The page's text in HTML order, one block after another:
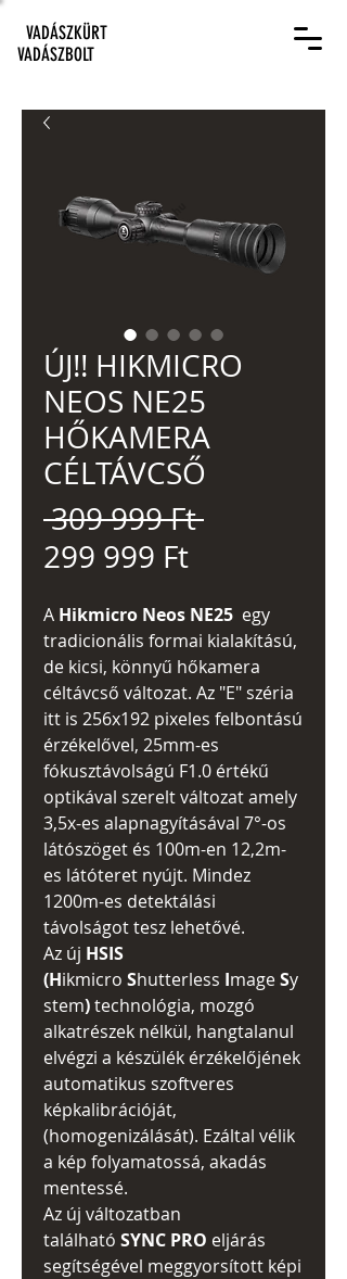
VADÁSZKÜRT
VADÁSZBOLT
ÚJ!! HIKMICRO
NEOS NE25
HŐKAMERA
CÉLTÁVCSŐ
309 999 Ft Szokásos
299 999 FtAkciós
A Hikmicro Neos NE25 egy
tradicionális formai kialakítású,
de kicsi, könnyű hőkamera
céltávcső változat. Az "E" széria
itt is 256x192 pixeles felbontású
érzékelővel, 25mm-es
fókusztávolságú F1.0 értékű
optikával szerelt változat amely
3,5x-es alapnagyításával 7°-os
látószöget és 100m-en 12,2m-
es látóteret nyújt. Mindez
1200m-es detektálási
távolságot tesz lehetővé.
Az új HSIS
(Hikmicro Shutterless ImageSy
stem)technológia, mozgó
alkatrészek nélkül, hangtalanul
elvégzi a készülék érzékelőjének
automatikus szoftveres
képkalibrációját,
(homogenizálását). Ezáltal vélik
a kép folyamatossá, akadás
mentessé.
Az új változatban
található SYNC PRO eljárás
segítségével meggyorsított képi